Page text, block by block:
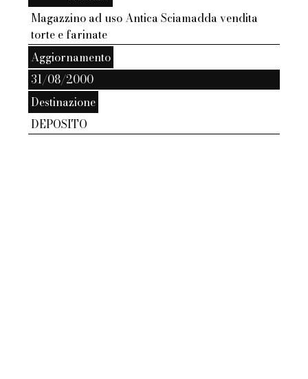
Magazzino ad uso Antica Sciamadda vendita
torte e farinate
Aggiornamento
31/08/2000
Destinazione
DEPOSITO